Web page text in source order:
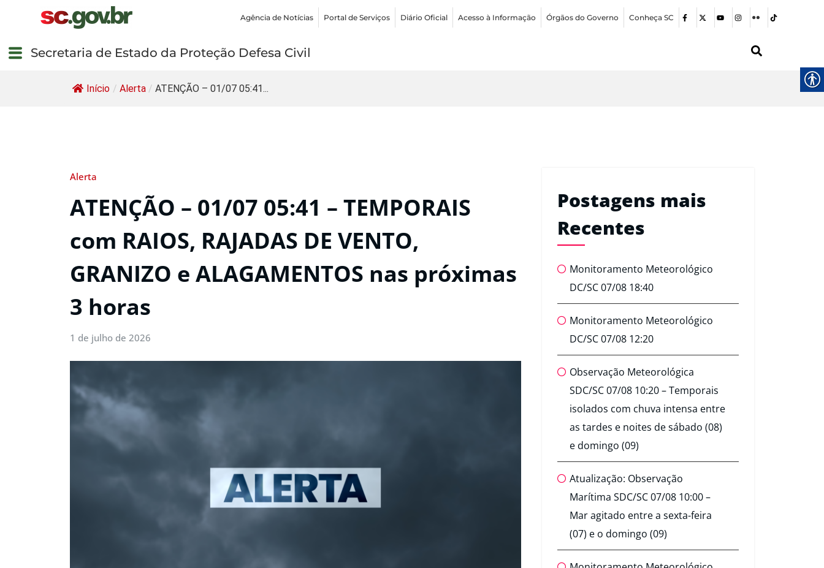
Agência de Notícias Portal de Serviços Diário Oficial Acesso à Informação Órgãos do Governo Conheça SC
Secretaria de Estado da Proteção Defesa Civil
Início / Alerta / ATENÇÃO – 01/07 05:41...
Alerta
ATENÇÃO – 01/07 05:41 – TEMPORAIS
com RAIOS, RAJADAS DE VENTO,
GRANIZO e ALAGAMENTOS nas próximas
3 horas
1 de julho de 2026
Postagens mais
Recentes
Monitoramento Meteorológico
DC/SC 07/08 18:40
Monitoramento Meteorológico
DC/SC 07/08 12:20
Observação Meteorológica
SDC/SC 07/08 10:20 – Temporais
isolados com chuva intensa entre
as tardes e noites de sábado (08)
e domingo (09)
Atualização: Observação
Marítima SDC/SC 07/08 10:00 –
Mar agitado entre a sexta-feira
(07) e o domingo (09)